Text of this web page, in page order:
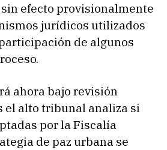
efecto provisionalmente
jurídicos utilizados
de algunos
ahora bajo revisión
alto tribunal analiza si
por la Fiscalía
de paz urbana se